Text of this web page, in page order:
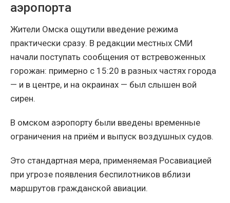
аэропорта
Жители Омска ощутили введение режима
практически сразу. В редакции местных СМИ
начали поступать сообщения от встревоженных
горожан: примерно с 15:20 в разных частях города
— и в центре, и на окраинах — был слышен вой
сирен.
В омском аэропорту были введены временные
ограничения на приём и выпуск воздушных судов.
Это стандартная мера, применяемая Росавиацией
при угрозе появления беспилотников вблизи
маршрутов гражданской авиации.